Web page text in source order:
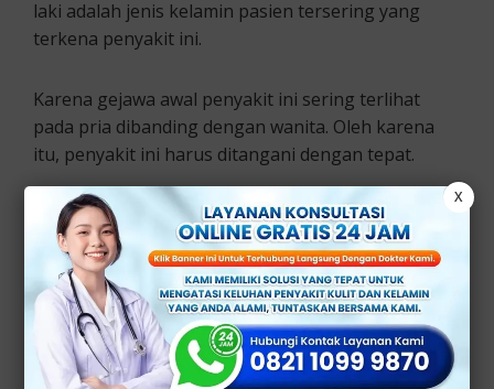
laki adalah jenis kelamin pasien tersering yang
terkena penyakit ini.
Karena gejawa awal penyakit ini sering terlihat
pada pria dibanding dengan wanita. Oleh karena
itu, penyakit ini harus ditangani dengan tepat.
Jika tidak, penyakit Gonore ini bisa menyebabkan
masalah kesehatan lainnya tau komplikasi seperti
radang panggul pada wanita dan peradangan
Epididimis pada pria.
X